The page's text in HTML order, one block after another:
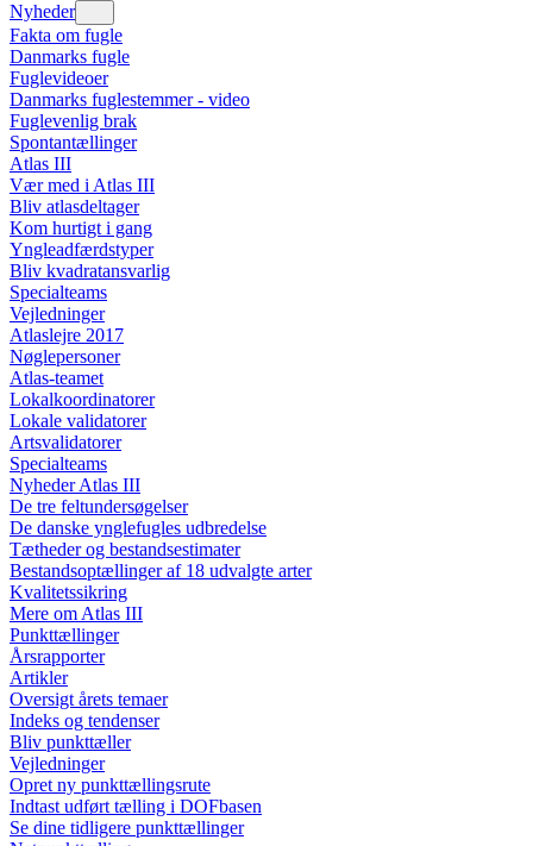
Nyheder
Fakta om fugle
Danmarks fugle
Fuglevideoer
Danmarks fuglestemmer - video
Fuglevenlig brak
Spontantællinger
Atlas III
Vær med i Atlas III
Bliv atlasdeltager
Kom hurtigt i gang
Yngleadfærdstyper
Bliv kvadratansvarlig
Specialteams
Vejledninger
Atlaslejre 2017
Nøglepersoner
Atlas-teamet
Lokalkoordinatorer
Lokale validatorer
Artsvalidatorer
Specialteams
Nyheder Atlas III
De tre feltundersøgelser
De danske ynglefugles udbredelse
Tætheder og bestandsestimater
Bestandsoptællinger af 18 udvalgte arter
Kvalitetssikring
Mere om Atlas III
Punkttællinger
Årsrapporter
Artikler
Oversigt årets temaer
Indeks og tendenser
Bliv punkttæller
Vejledninger
Opret ny punkttællingsrute
Indtast udført tælling i DOFbasen
Se dine tidligere punkttællinger